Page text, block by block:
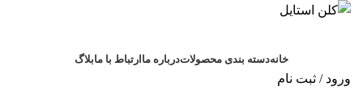
خانهدسته بندی محصولاتدرباره ما ارتباط با مابلاگ
ورود / ثبت نام